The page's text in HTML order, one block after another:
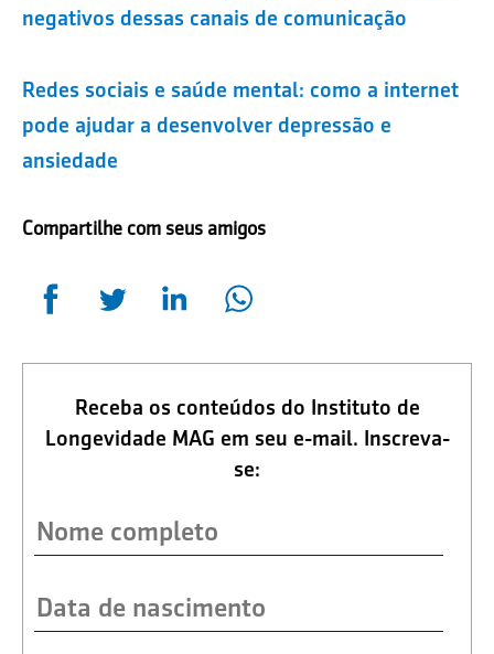
negativos dessas canais de comunicação
Redes sociais e saúde mental: como a internet
pode ajudar a desenvolver depressão e
ansiedade
Compartilhe com seus amigos
Receba os conteúdos do Instituto de
Longevidade MAG em seu e-mail. Inscreva-
se: